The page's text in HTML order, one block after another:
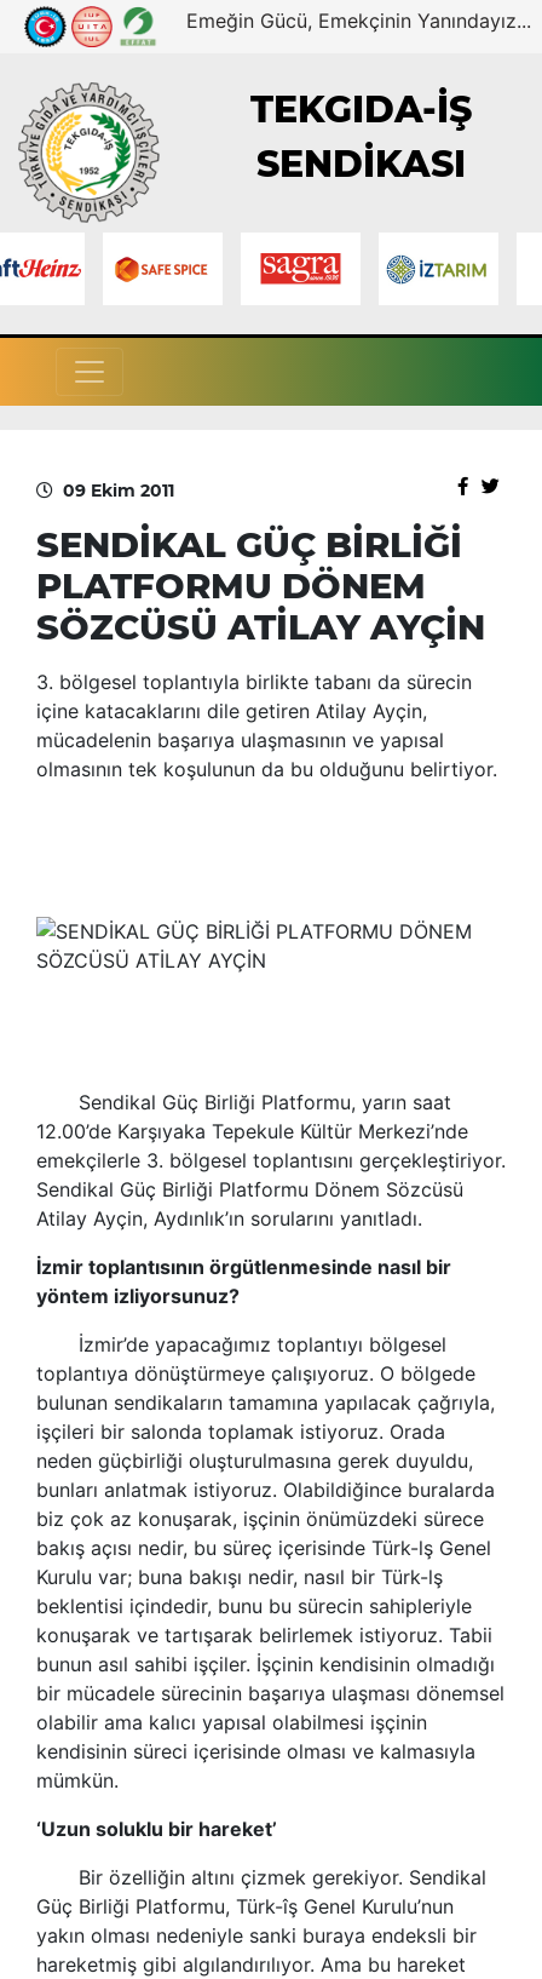
Emeğin Gücü, Emekçinin Yanındayız...
TEKGIDA-İŞ
SENDİKASI
09 Ekim 2011
SENDİKAL GÜÇ BİRLİĞİ
PLATFORMU DÖNEM
SÖZCÜSÜ ATİLAY AYÇİN
3. bölgesel toplantıyla birlikte tabanı da sürecin
içine katacaklarını dile getiren Atilay Ayçin,
mücadelenin başarıya ulaşmasının ve yapısal
olmasının tek koşulunun da bu olduğunu belirtiyor.
Sendikal Güç Birliği Platformu, yarın saat
12.00’de Karşıyaka Tepekule Kültür Merkezi’nde
emekçilerle 3. bölgesel toplantısını gerçekleştiriyor.
Sendikal Güç Birliği Platformu Dönem Sözcüsü
Atilay Ayçin, Aydınlık’ın sorularını yanıtladı.
İzmir toplantısının örgütlenmesinde nasıl bir
yöntem izliyorsunuz?
İzmir’de yapacağımız toplantıyı bölgesel
toplantıya dönüştürmeye çalışıyoruz. O bölgede
bulunan sendikaların tamamına yapılacak çağrıyla,
işçileri bir salonda toplamak istiyoruz. Orada
neden güçbirliği oluşturulmasına gerek duyuldu,
bunları anlatmak istiyoruz. Olabildiğince buralarda
biz çok az konuşarak, işçinin önümüzdeki sürece
bakış açısı nedir, bu süreç içerisinde Türk-lş Genel
Kurulu var; buna bakışı nedir, nasıl bir Türk-lş
beklentisi içindedir, bunu bu sürecin sahipleriyle
konuşarak ve tartışarak belirlemek istiyoruz. Tabii
bunun asıl sahibi işçiler. İşçinin kendisinin olmadığı
bir mücadele sürecinin başarıya ulaşması dönemsel
olabilir ama kalıcı yapısal olabilmesi işçinin
kendisinin süreci içerisinde olması ve kalmasıyla
mümkün.
‘Uzun soluklu bir hareket’
Bir özelliğin altını çizmek gerekiyor. Sendikal
Güç Birliği Platformu, Türk-îş Genel Kurulu’nun
yakın olması nedeniyle sanki buraya endeksli bir
hareketmiş gibi algılandırılıyor. Ama bu hareket